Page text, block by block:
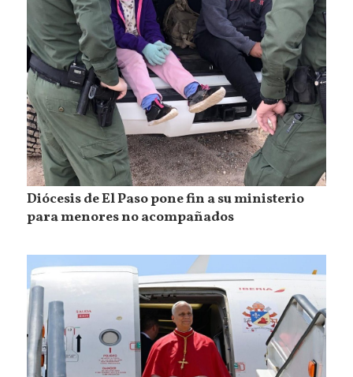
Diócesis de El Paso pone fin a su ministerio
para menores no acompañados